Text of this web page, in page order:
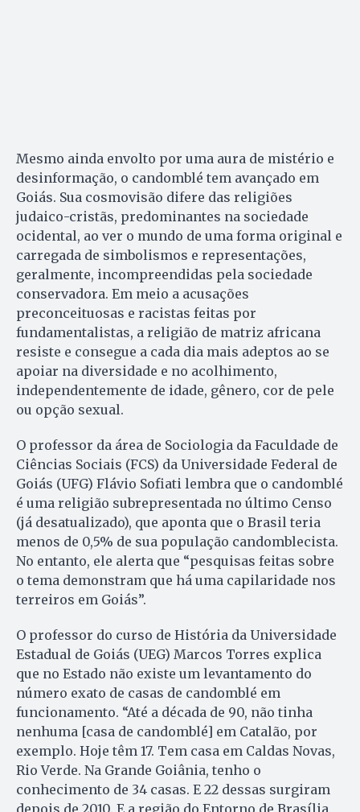
Mesmo ainda envolto por uma aura de mistério e
desinformação, o candomblé tem avançado em
Goiás. Sua cosmovisão difere das religiões
judaico-cristãs, predominantes na sociedade
ocidental, ao ver o mundo de uma forma original e
carregada de simbolismos e representações,
geralmente, incompreendidas pela sociedade
conservadora. Em meio a acusações
preconceituosas e racistas feitas por
fundamentalistas, a religião de matriz africana
resiste e consegue a cada dia mais adeptos ao se
apoiar na diversidade e no acolhimento,
independentemente de idade, gênero, cor de pele
ou opção sexual.
O professor da área de Sociologia da Faculdade de
Ciências Sociais (FCS) da Universidade Federal de
Goiás (UFG) Flávio Sofiati lembra que o candomblé
é uma religião subrepresentada no último Censo
(já desatualizado), que aponta que o Brasil teria
menos de 0,5% de sua população candomblecista.
No entanto, ele alerta que “pesquisas feitas sobre
o tema demonstram que há uma capilaridade nos
terreiros em Goiás”.
O professor do curso de História da Universidade
Estadual de Goiás (UEG) Marcos Torres explica
que no Estado não existe um levantamento do
número exato de casas de candomblé em
funcionamento. “Até a década de 90, não tinha
nenhuma [casa de candomblé] em Catalão, por
exemplo. Hoje têm 17. Tem casa em Caldas Novas,
Rio Verde. Na Grande Goiânia, tenho o
conhecimento de 34 casas. E 22 dessas surgiram
depois de 2010. E a região do Entorno de Brasília